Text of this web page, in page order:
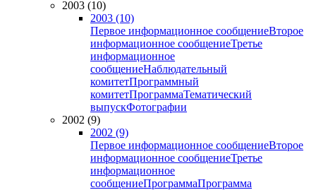
2003 (10)
2003 (10)
Первое информационное сообщениеВторое
информационное сообщениеТретье
информационное
сообщениеНаблюдательный
комитетПрограммный
комитетПрограммаТематический
выпускФотографии
2002 (9)
2002 (9)
Первое информационное сообщениеВторое
информационное сообщениеТретье
информационное
сообщениеПрограммаПрограмма